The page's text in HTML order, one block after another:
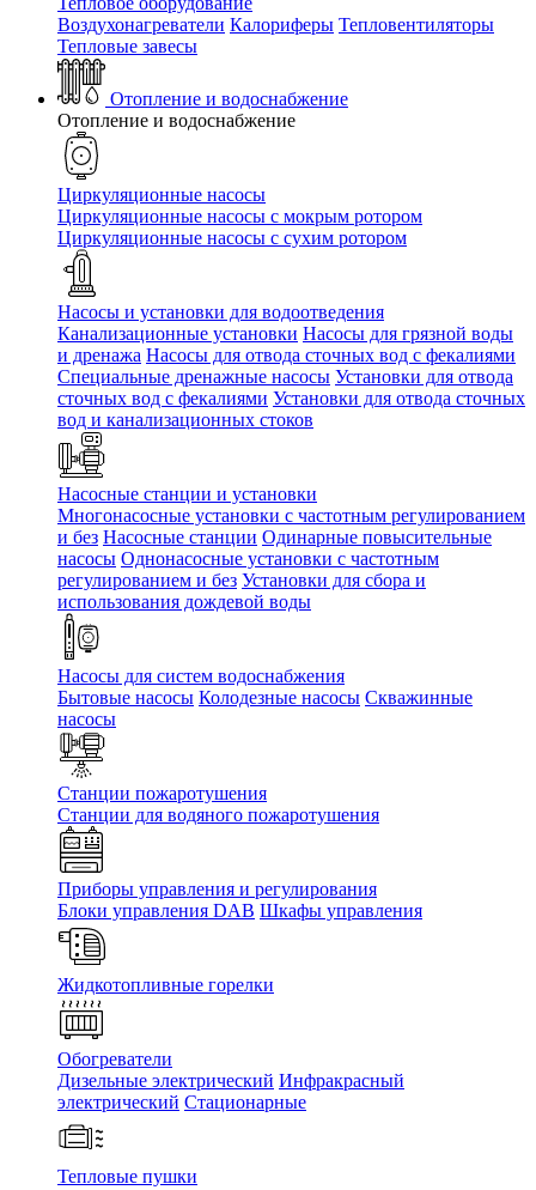
Воздухонагреватели Калориферы Тепловентиляторы
Тепловые завесы
Отопление и водоснабжение
Отопление и водоснабжение
Циркуляционные насосы
Циркуляционные насосы с мокрым ротором
Циркуляционные насосы с сухим ротором
Насосы и установки для водоотведения
Канализационные установки Насосы для грязной воды
и дренажа Насосы для отвода сточных вод c фекалиями
Специальные дренажные насосы Установки для отвода
сточных вод c фекалиями Установки для отвода сточных
вод и канализационных стоков
Насосные станции и установки
Многонасосные установки с частотным регулированием
и без Насосные станции Одинарные повысительные
насосы Однонасосные установки с частотным
регулированием и без Установки для сбора и
использования дождевой воды
Насосы для систем водоснабжения
Бытовые насосы Колодезные насосы Скважинные
насосы
Станции пожаротушения
Станции для водяного пожаротушения
Приборы управления и регулирования
Блоки управления DAB Шкафы управления
Жидкотопливные горелки
Обогреватели
Дизельные электрический Инфракрасный
электрический Стационарные
Тепловые пушки